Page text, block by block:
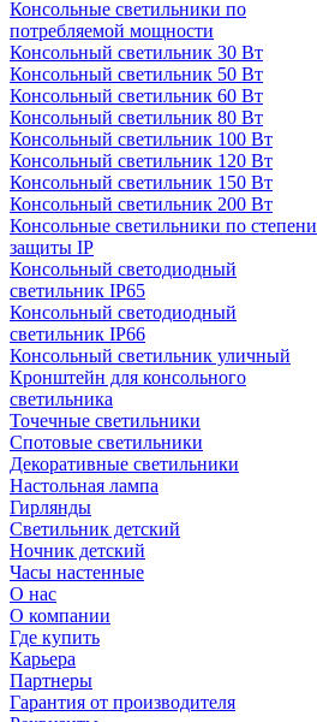
Консольные светильники по
потребляемой мощности
Консольный светильник 30 Вт
Консольный светильник 50 Вт
Консольный светильник 60 Вт
Консольный светильник 80 Вт
Консольный светильник 100 Вт
Консольный светильник 120 Вт
Консольный светильник 150 Вт
Консольный светильник 200 Вт
Консольные светильники по степени
защиты IP
Консольный светодиодный
светильник IP65
Консольный светодиодный
светильник IP66
Консольный светильник уличный
Кронштейн для консольного
светильника
Точечные светильники
Спотовые светильники
Декоративные светильники
Настольная лампа
Гирлянды
Светильник детский
Ночник детский
Часы настенные
О нас
О компании
Где купить
Карьера
Партнеры
Гарантия от производителя